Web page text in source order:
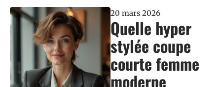
20 mars 2026
Quelle hyper
stylée coupe
courte femme
moderne